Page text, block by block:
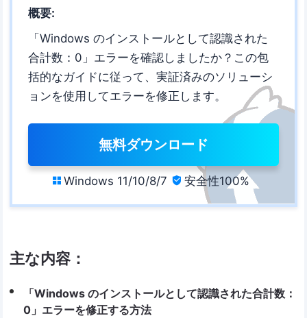
概要:
「Windows のインストールとして認識された
合計数：0」エラーを確認しましたか？この包
括的なガイドに従って、実証済みのソリューシ
ョンを使用してエラーを修正します。
無料ダウンロード
 Windows 11/10/8/7  安全性100%
主な内容：
「Windows のインストールとして認識された合計数：
0」エラーを修正する方法